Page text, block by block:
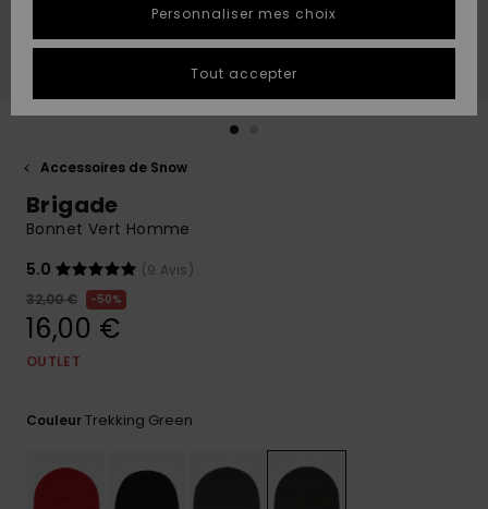
tailles
conversation
obtenir la
à votre
Démarrer
questions
et notre
formulaire
Accessoires de Snow
Brigade
Bonnet Vert Homme
5.0
(9 Avis)
32,00 €
50%
16,00 €
OUTLET
CouleurTrekking Green
Personnaliser mes choix
Tout accepter